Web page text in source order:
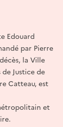
Edouard
par Pierre
la Ville
Justice de
Catteau, est
et